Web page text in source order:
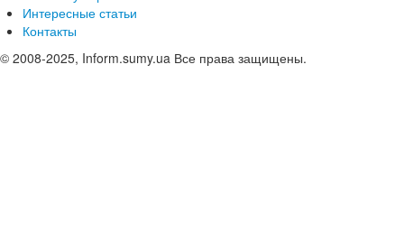
Интересные статьи
Контакты
© 2008-2025, Inform.sumy.ua Все права защищены.